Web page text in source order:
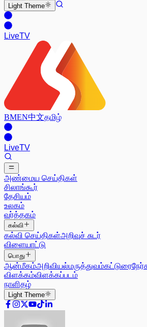
Light Theme
LiveTV
BMEN中文தமிழ்
LiveTV
அண்மைய செய்திகள்
சிலாங்கூர்
தேசியம்
உலகம்
வர்த்தகம்
கல்வி
கல்வி செய்திகள்அறிவுச் சுடர்
விளையாட்டு
பொது
ஆன்மீகம்அறிவியல்மருத்துவம்கட்டுரை
விளக்கம்விளக்கப்படம்
நாளிதழ்
Light Theme